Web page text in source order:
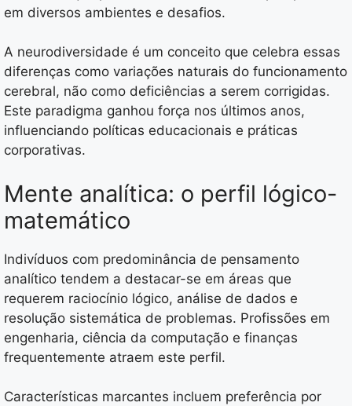
em diversos ambientes e desafios.
A neurodiversidade é um conceito que celebra essas
diferenças como variações naturais do funcionamento
cerebral, não como deficiências a serem corrigidas.
Este paradigma ganhou força nos últimos anos,
influenciando políticas educacionais e práticas
corporativas.
Mente analítica: o perfil lógico-
matemático
Indivíduos com predominância de pensamento
analítico tendem a destacar-se em áreas que
requerem raciocínio lógico, análise de dados e
resolução sistemática de problemas. Profissões em
engenharia, ciência da computação e finanças
frequentemente atraem este perfil.
Características marcantes incluem preferência por